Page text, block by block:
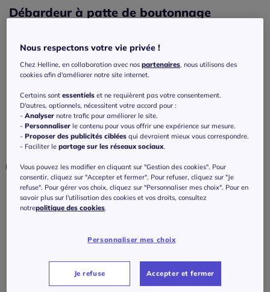
Débardeur à patte de boutonnage
élastiquée
Réf : 215.473.006 4.3/5- 4avis
Couleur :mûre
Choisir une couleur :
Veuillez sélectionner une taille
En stock Guide des tailles
Nous respectons votre vie privée !
Chez Helline, en collaboration avec nospartenaires, nous utilisons des
cookies afin d'améliorer notre site internet.
Certains sontessentiels et ne requièrent pas votre consentement.
D'autres, optionnels, nécessitent votre accord pour :
-Analyser notre trafic pour améliorer le site.
-Personnaliser le contenu pour vous offrir une expérience sur mesure.
-Proposer des publicités ciblées qui devraient mieux vous correspondre.
- Faciliter lepartage sur les réseaux sociaux.
Vous pouvez les modifier en cliquant sur "Gestion des cookies". Pour
consentir, cliquez sur "Accepter et fermer". Pour refuser, cliquez sur "Je
refuse". Pour gérer vos choix, cliquez sur "Personnaliser mes choix". Pour en
savoir plus sur l'utilisation des cookies et vos droits, consultez
notrepolitique des cookies.
Personnaliser mes choix
Je refuse Accepter et fermer